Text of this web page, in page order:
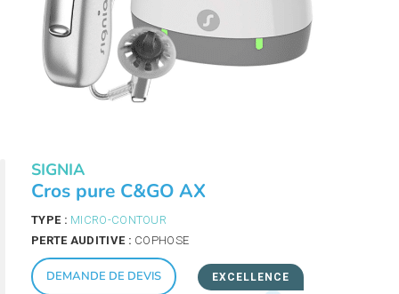
SIGNIA
Cros pure C&GO AX
TYPE : MICRO-CONTOUR
PERTE AUDITIVE : COPHOSE
DEMANDE DE DEVIS EXCELLENCE